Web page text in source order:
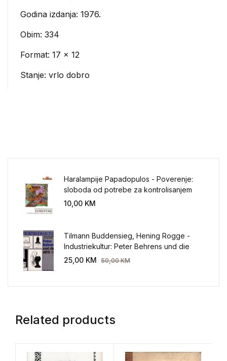
Godina izdanja: 1976.
Obim: 334
Format: 17 x 12
Stanje: vrlo dobro
Haralampije Papadopulos - Poverenje:
sloboda od potrebe za kontrolisanjem
sveta
10,00 KM
Tilmann Buddensieg, Hening Rogge -
Industriekultur: Peter Behrens und die
AEG 1907-1914.
25,00 KM 50,00KM
Related products